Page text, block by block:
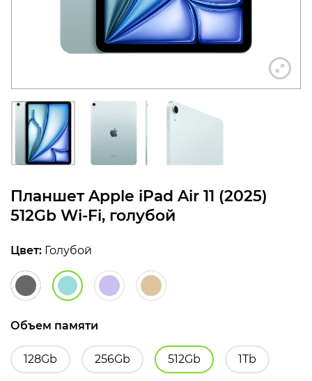
Планшет Apple iPad Air 11 (2025)
512Gb Wi-Fi, голубой
Цвет: Голубой
Объем памяти
128Gb 256Gb 512Gb 1Tb
конфиденциальности
+7 812 318-40-14
(c 10:00 до 21:00, без
выходных)